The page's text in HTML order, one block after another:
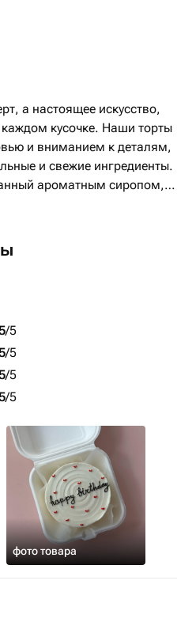
а настоящее искусство,
каждом кусочке. Наши торты
и вниманием к деталям,
и свежие ингредиенты.
ароматным сиропом,
сочетание текстур и
/5
/5
/5
/5
фото товара